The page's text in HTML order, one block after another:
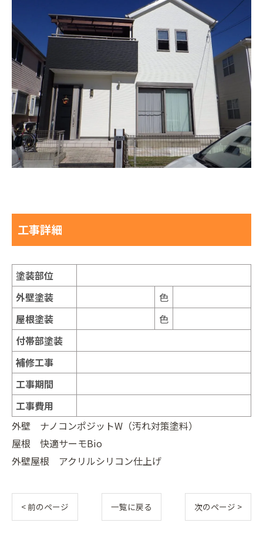
工事詳細
塗装部位
外壁塗装
色
屋根塗装
色
付帯部塗装
補修工事
工事期間
工事費用
外壁 ナノコンポジットW（汚れ対策塗料）
屋根 快適サーモBio
外壁屋根 アクリルシリコン仕上げ
< 前のページ 一覧に戻る 次のページ >